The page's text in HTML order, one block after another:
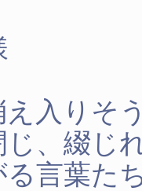
え入りそ
じ、綴
る言葉た